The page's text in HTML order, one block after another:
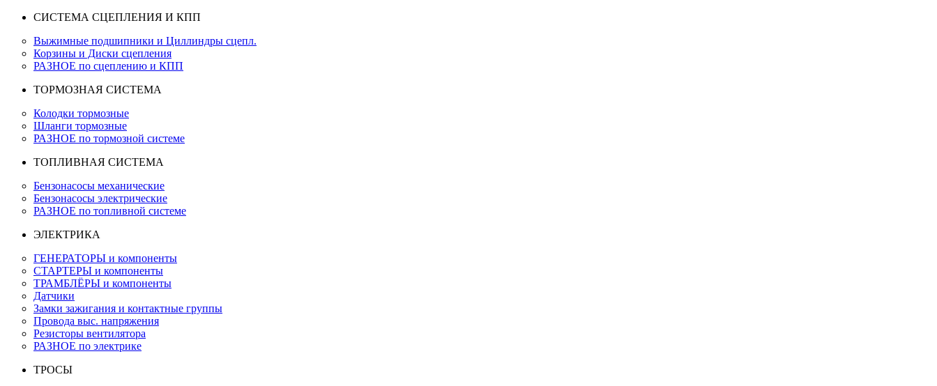
СИСТЕМА СЦЕПЛЕНИЯ И КПП
Выжимные подшипники и Циллиндры сцепл.
Корзины и Диски сцепления
РАЗНОЕ по сцеплению и КПП
ТОРМОЗНАЯ СИСТЕМА
Колодки тормозные
Шланги тормозные
РАЗНОЕ по тормозной системе
ТОПЛИВНАЯ СИСТЕМА
Бензонасосы механические
Бензонасосы электрические
РАЗНОЕ по топливной системе
ЭЛЕКТРИКА
ГЕНЕРАТОРЫ и компоненты
СТАРТЕРЫ и компоненты
ТРАМБЛЁРЫ и компоненты
Датчики
Замки зажигания и контактные группы
Провода выс. напряжения
Резисторы вентилятора
РАЗНОЕ по электрике
ТРОСЫ